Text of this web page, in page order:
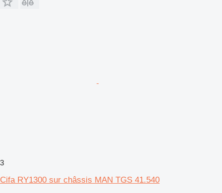
3
Cifa RY1300 sur châssis MAN TGS 41.540